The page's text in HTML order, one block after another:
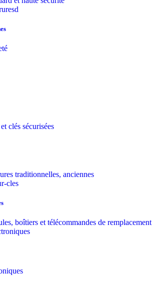
clés sécurisées
traditionnelles, anciennes
boîtiers et télécommandes de remplacement